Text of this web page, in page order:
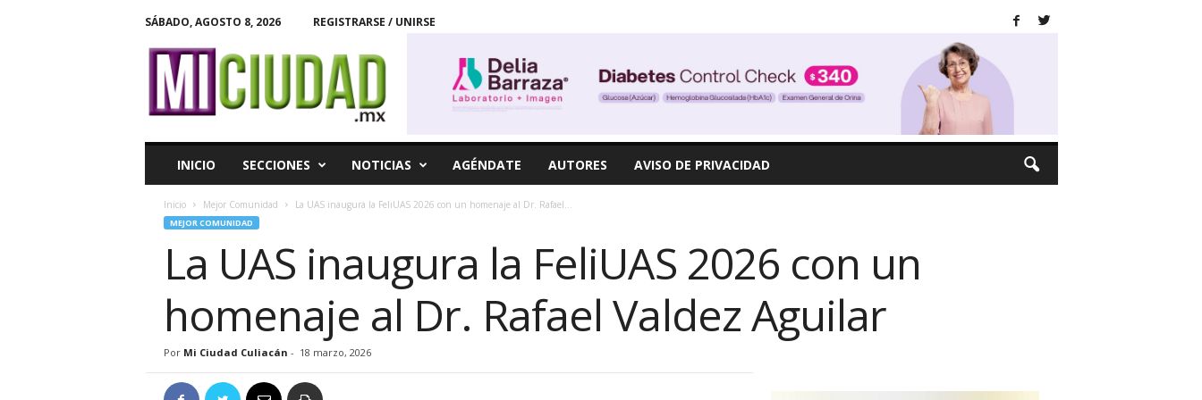
SÁBADO, AGOSTO 8, 2026 REGISTRARSE / UNIRSE
u
INICIO SECCIONES NOTICIAS AGÉNDATE AUTORES AVISO DE PRIVACIDAD
Inicio Mejor Comunidad La UAS inaugura la FeliUAS 2026 con un homenaje al Dr. Rafael...
MEJOR COMUNIDAD
La UAS inaugura la FeliUAS 2026 con un
homenaje al Dr. Rafael Valdez Aguilar
Por Mi Ciudad Culiacán - 18 marzo, 2026